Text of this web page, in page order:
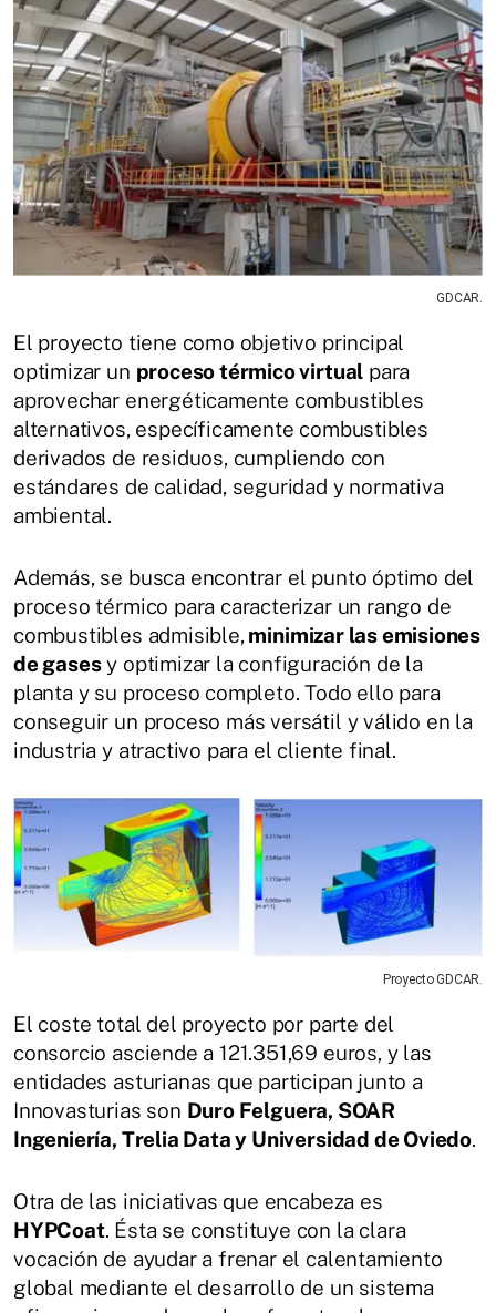
GDCAR.
El proyecto tiene como objetivo principal
optimizar un proceso térmico virtual para
aprovechar energéticamente combustibles
alternativos, específicamente combustibles
derivados de residuos, cumpliendo con
estándares de calidad, seguridad y normativa
ambiental.
Además, se busca encontrar el punto óptimo del
proceso térmico para caracterizar un rango de
combustibles admisible, minimizar las emisiones
de gasesy optimizar la configuración de la
planta y su proceso completo. Todo ello para
conseguir un proceso más versátil y válido en la
industria y atractivo para el cliente final.
Proyecto GDCAR.
El coste total del proyecto por parte del
consorcio asciende a 121.351,69 euros, y las
entidades asturianas que participan junto a
Innovasturias son Duro Felguera, SOAR
Ingeniería, Trelia Data y Universidad de Oviedo.
Otra de las iniciativas que encabeza es
HYPCoat. Ésta se constituye con la clara
vocación de ayudar a frenar el calentamiento
global mediante el desarrollo de un sistema